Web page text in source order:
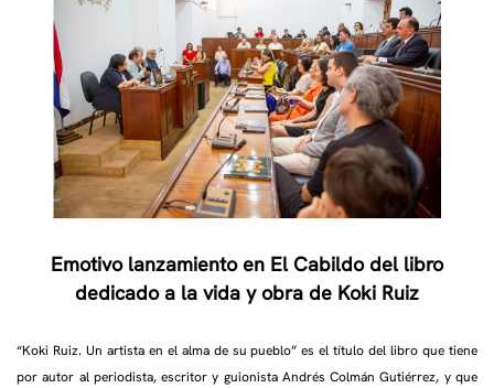
Emotivo lanzamiento en El Cabildo del libro
dedicado a la vida y obra de Koki Ruiz
“Koki Ruiz. Un artista en el alma de su pueblo” es el título del libro que tiene
por autor al periodista, escritor y guionista Andrés Colmán Gutiérrez, y que